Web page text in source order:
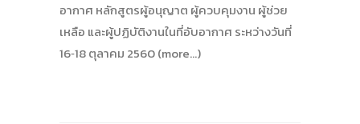
อากาศ หลักสูตรผู้อนุญาต ผู้ควบคุมงาน ผู้ช่วย
เหลือ และผู้ปฏิบัติงานในที่อับอากาศ ระหว่างวันที่
16‐18 ตุลาคม 2560 (more…)